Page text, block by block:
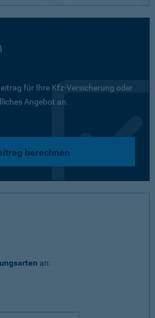
für Ihre Kfz-Versicherung oder
Angebot an.
berechnen
an: